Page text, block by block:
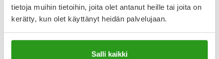
tietoja muihin tietoihin, joita olet antanut heille tai joita on
kerätty, kun olet käyttänyt heidän palvelujaan.
Salli kaikki
Katso kaikki NAPROMEX-tuotteet